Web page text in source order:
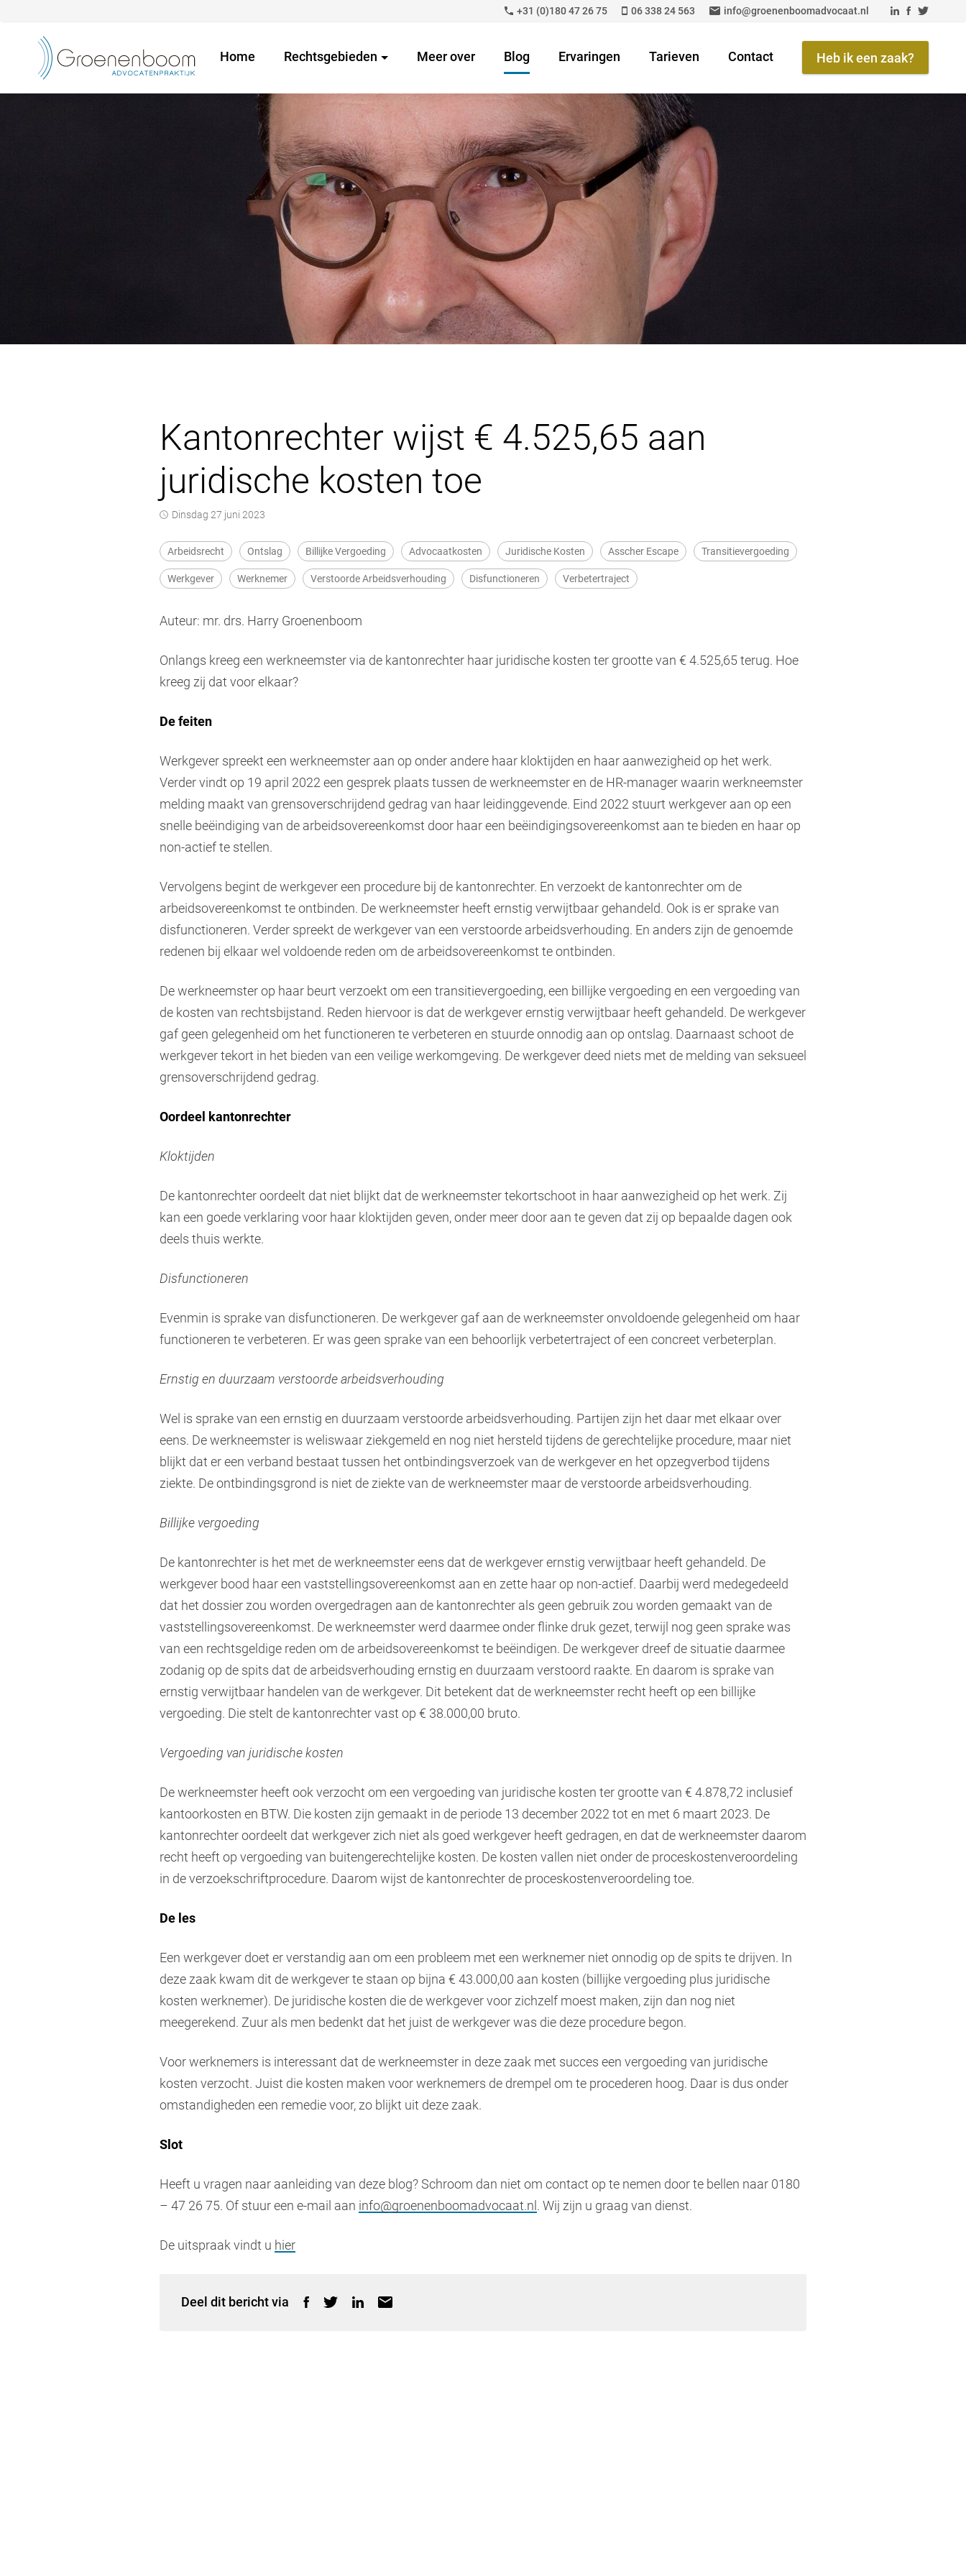
+31 (0)180 47 26 75 06 338 24 563 info@groenenboomadvocaat.nl
Home Rechtsgebieden Meer over Blog Ervaringen Tarieven Contact Heb ik een zaak?
Kantonrechter wijst € 4.525,65 aan
juridische kosten toe
dinsdag 27 juni 2023
Arbeidsrecht Ontslag Billijke Vergoeding Advocaatkosten Juridische Kosten Asscher Escape Transitievergoeding
Werkgever Werknemer Verstoorde Arbeidsverhouding Disfunctioneren Verbetertraject
Auteur: mr. drs. Harry Groenenboom
Onlangs kreeg een werkneemster via de kantonrechter haar juridische kosten ter grootte van € 4.525,65 terug. Hoe
kreeg zij dat voor elkaar?
De feiten
Werkgever spreekt een werkneemster aan op onder andere haar kloktijden en haar aanwezigheid op het werk.
Verder vindt op 19 april 2022 een gesprek plaats tussen de werkneemster en de HR-manager waarin werkneemster
melding maakt van grensoverschrijdend gedrag van haar leidinggevende. Eind 2022 stuurt werkgever aan op een
snelle beëindiging van de arbeidsovereenkomst door haar een beëindigingsovereenkomst aan te bieden en haar op
non-actief te stellen.
Vervolgens begint de werkgever een procedure bij de kantonrechter. En verzoekt de kantonrechter om de
arbeidsovereenkomst te ontbinden. De werkneemster heeft ernstig verwijtbaar gehandeld. Ook is er sprake van
disfunctioneren. Verder spreekt de werkgever van een verstoorde arbeidsverhouding. En anders zijn de genoemde
redenen bij elkaar wel voldoende reden om de arbeidsovereenkomst te ontbinden.
De werkneemster op haar beurt verzoekt om een transitievergoeding, een billijke vergoeding en een vergoeding van
de kosten van rechtsbijstand. Reden hiervoor is dat de werkgever ernstig verwijtbaar heeft gehandeld. De werkgever
gaf geen gelegenheid om het functioneren te verbeteren en stuurde onnodig aan op ontslag. Daarnaast schoot de
werkgever tekort in het bieden van een veilige werkomgeving. De werkgever deed niets met de melding van seksueel
grensoverschrijdend gedrag.
Oordeel kantonrechter
Kloktijden
De kantonrechter oordeelt dat niet blijkt dat de werkneemster tekortschoot in haar aanwezigheid op het werk. Zij
kan een goede verklaring voor haar kloktijden geven, onder meer door aan te geven dat zij op bepaalde dagen ook
deels thuis werkte.
Disfunctioneren
Evenmin is sprake van disfunctioneren. De werkgever gaf aan de werkneemster onvoldoende gelegenheid om haar
functioneren te verbeteren. Er was geen sprake van een behoorlijk verbetertraject of een concreet verbeterplan.
Ernstig en duurzaam verstoorde arbeidsverhouding
Wel is sprake van een ernstig en duurzaam verstoorde arbeidsverhouding. Partijen zijn het daar met elkaar over
eens. De werkneemster is weliswaar ziekgemeld en nog niet hersteld tijdens de gerechtelijke procedure, maar niet
blijkt dat er een verband bestaat tussen het ontbindingsverzoek van de werkgever en het opzegverbod tijdens
ziekte. De ontbindingsgrond is niet de ziekte van de werkneemster maar de verstoorde arbeidsverhouding.
Billijke vergoeding
De kantonrechter is het met de werkneemster eens dat de werkgever ernstig verwijtbaar heeft gehandeld. De
werkgever bood haar een vaststellingsovereenkomst aan en zette haar op non-actief. Daarbij werd medegedeeld
dat het dossier zou worden overgedragen aan de kantonrechter als geen gebruik zou worden gemaakt van de
vaststellingsovereenkomst. De werkneemster werd daarmee onder flinke druk gezet, terwijl nog geen sprake was
van een rechtsgeldige reden om de arbeidsovereenkomst te beëindigen. De werkgever dreef de situatie daarmee
zodanig op de spits dat de arbeidsverhouding ernstig en duurzaam verstoord raakte. En daarom is sprake van
ernstig verwijtbaar handelen van de werkgever. Dit betekent dat de werkneemster recht heeft op een billijke
vergoeding. Die stelt de kantonrechter vast op € 38.000,00 bruto.
Vergoeding van juridische kosten
De werkneemster heeft ook verzocht om een vergoeding van juridische kosten ter grootte van € 4.878,72 inclusief
kantoorkosten en BTW. Die kosten zijn gemaakt in de periode 13 december 2022 tot en met 6 maart 2023. De
kantonrechter oordeelt dat werkgever zich niet als goed werkgever heeft gedragen, en dat de werkneemster daarom
recht heeft op vergoeding van buitengerechtelijke kosten. De kosten vallen niet onder de proceskostenveroordeling
in de verzoekschriftprocedure. Daarom wijst de kantonrechter de proceskostenveroordeling toe.
De les
Een werkgever doet er verstandig aan om een probleem met een werknemer niet onnodig op de spits te drijven. In
deze zaak kwam dit de werkgever te staan op bijna € 43.000,00 aan kosten (billijke vergoeding plus juridische
kosten werknemer). De juridische kosten die de werkgever voor zichzelf moest maken, zijn dan nog niet
meegerekend. Zuur als men bedenkt dat het juist de werkgever was die deze procedure begon.
Voor werknemers is interessant dat de werkneemster in deze zaak met succes een vergoeding van juridische
kosten verzocht. Juist die kosten maken voor werknemers de drempel om te procederen hoog. Daar is dus onder
omstandigheden een remedie voor, zo blijkt uit deze zaak.
Slot
Heeft u vragen naar aanleiding van deze blog? Schroom dan niet om contact op te nemen door te bellen naar 0180
– 47 26 75. Of stuur een e-mail aan info@groenenboomadvocaat.nl . Wij zijn u graag van dienst.
De uitspraak vindt u hier
Deel dit bericht via